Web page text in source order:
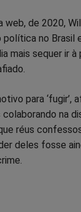
web, de 2020,
política no Brasil
mais sequer ir à
para ‘fugir’,
na
réus
deles fosse